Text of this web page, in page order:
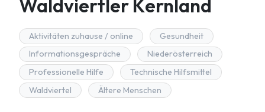
Waldviertler Kernland
Aktivitäten zuhause / online
Gesundheit
Informationsgespräche
Niederösterreich
Professionelle Hilfe
Technische Hilfsmittel
Waldviertel
Ältere Menschen